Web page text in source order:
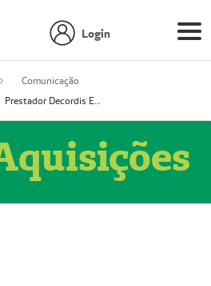
Login
Comunicação
Prestador Decordis Exames Cardiológicos LTDA (51004347-4)